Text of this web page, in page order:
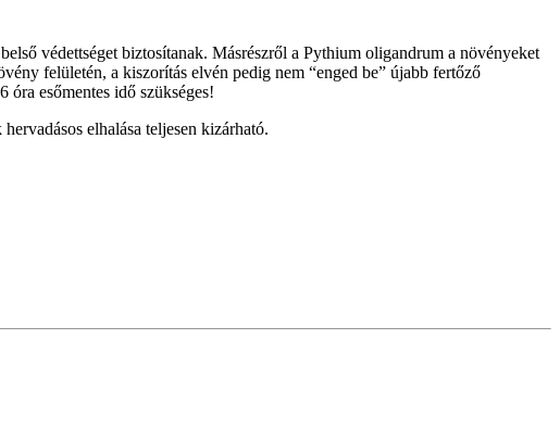
védettséget biztosítanak. Másrészről a Pythium oligandrum a növényeket
felületén, a kiszorítás elvén pedig nem “enged be” újabb fertőző
óra esőmentes idő szükséges!
elhalása teljesen kizárható.